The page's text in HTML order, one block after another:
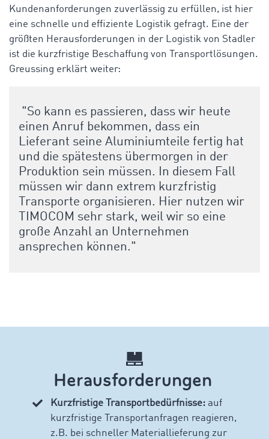
Kundenanforderungen zuverlässig zu erfüllen, ist hier
eine schnelle und effiziente Logistik gefragt. Eine der
größten Herausforderungen in der Logistik von Stadler
ist die kurzfristige Beschaffung von Transportlösungen.
Greussing erklärt weiter:
"So kann es passieren, dass wir heute
einen Anruf bekommen, dass ein
Lieferant seine Aluminiumteile fertig hat
und die spätestens übermorgen in der
Produktion sein müssen. In diesem Fall
müssen wir dann extrem kurzfristig
Transporte organisieren. Hier nutzen wir
TIMOCOM sehr stark, weil wir so eine
große Anzahl an Unternehmen
ansprechen können."
Herausforderungen
Kurzfristige Transportbedürfnisse: auf
kurzfristige Transportanfragen reagieren,
z.B. bei schneller Materiallieferung zur